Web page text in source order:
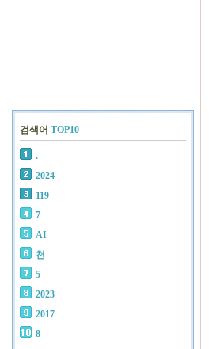
검색어 TOP10
.
2024
119
7
AI
천
5
2023
2017
8